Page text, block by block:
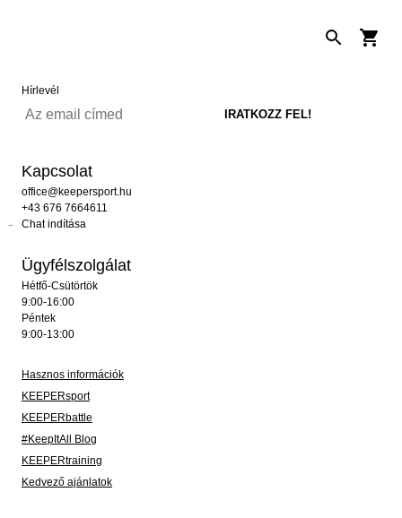
Hírlevél
Kapcsolat
office@keepersport.hu
+43 676 7664611
Chat indítása
Ügyfélszolgálat
Hétfő-Csütörtök
9:00-16:00
Péntek
9:00-13:00
Hasznos információk
KEEPERsport
KEEPERbattle
#KeepItAll Blog
KEEPERtraining
Kedvező ajánlatok